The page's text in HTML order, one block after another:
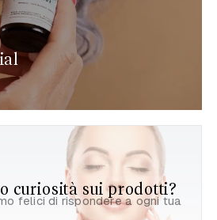
curiosità sui prodotti?
felici di rispondere a ogni tua